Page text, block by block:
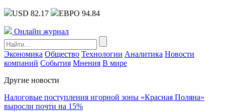
USD 82.17 ЕВРО 94.84
Онлайн журнал
Экономика Общество Технологии Аналитика Новости
компаний События Мнения В мире
Другие новости
Налоговые поступления игорной зоны «Красная Поляна»
выросли почти на 15%